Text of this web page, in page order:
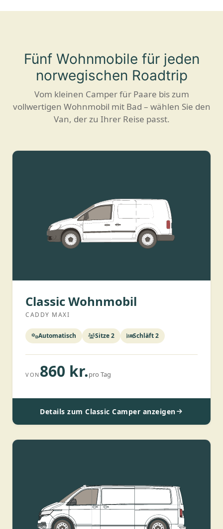
Fünf Wohnmobile für jeden
norwegischen Roadtrip
Vom kleinen Camper für Paare bis zum
vollwertigen Wohnmobil mit Bad – wählen Sie den
Van, der zu Ihrer Reise passt.
Classic Wohnmobil
CADDY MAXI
Automatisch Sitze 2 Schläft 2
VON 860 kr.pro Tag
Details zum Classic Camper anzeigen